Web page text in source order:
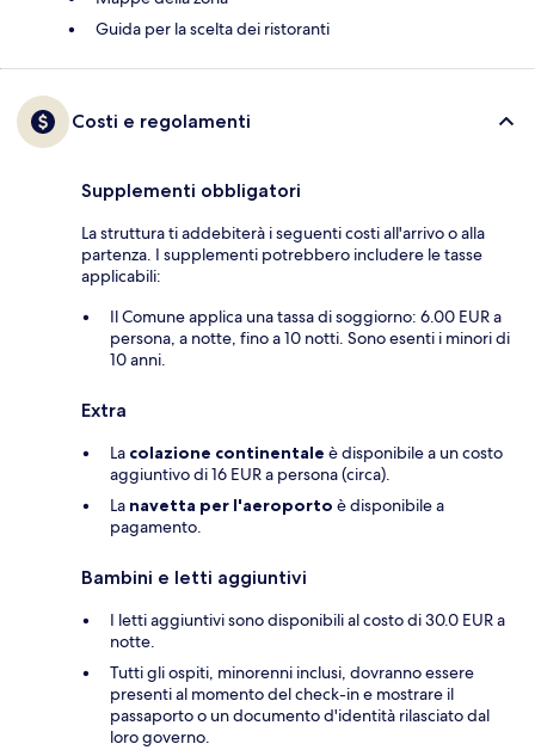
Guida per la scelta dei ristoranti
Costi e regolamenti
Supplementi obbligatori
La struttura ti addebiterà i seguenti costi all'arrivo o alla
partenza. I supplementi potrebbero includere le tasse
applicabili:
Il Comune applica una tassa di soggiorno: 6.00 EUR a
persona, a notte, fino a 10 notti. Sono esenti i minori di
10 anni.
Extra
La colazione continentale è disponibile a un costo
aggiuntivo di 16 EUR a persona (circa).
La navetta per l'aeroporto è disponibile a
pagamento.
Bambini e letti aggiuntivi
I letti aggiuntivi sono disponibili al costo di 30.0 EUR a
notte.
Tutti gli ospiti, minorenni inclusi, dovranno essere
presenti al momento del check-in e mostrare il
passaporto o un documento d'identità rilasciato dal
loro governo.